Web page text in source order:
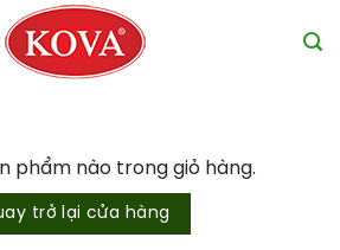
phẩm nào trong giỏ hàng.
trở lại cửa hàng